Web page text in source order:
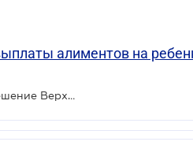
алиментов на
Нужно ли платить алименты с продажи квартиры: решение Верховного Суда